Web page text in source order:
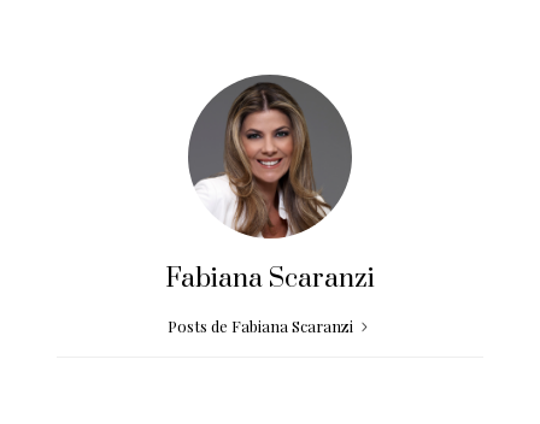
Fabiana Scaranzi
Posts de Fabiana Scaranzi